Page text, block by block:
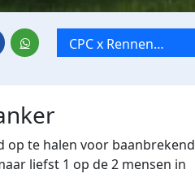
CPC x Rennen
tegen Kanker
op te halen voor baanbrekend
liefst 1 op de 2 mensen in